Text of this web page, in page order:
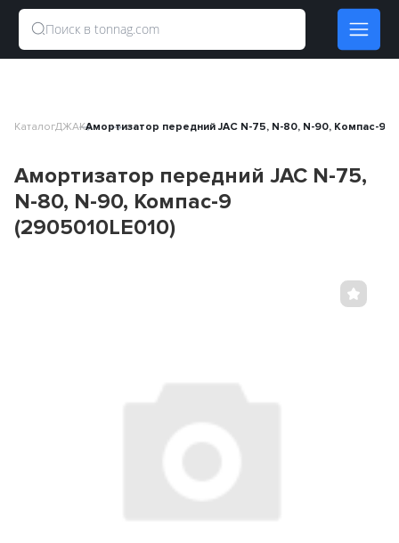
КаталогДЖАКАмортизатор передний JAC N-75, N-80, N-90, Компас-9
Амортизатор передний JAC N-75,
N-80, N-90, Компас-9
(2905010LE010)